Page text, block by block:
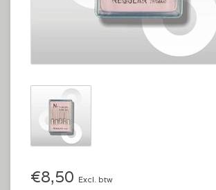
€8,50 Excl. btw